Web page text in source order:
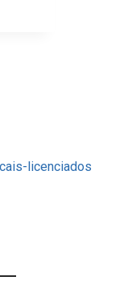
licenciados